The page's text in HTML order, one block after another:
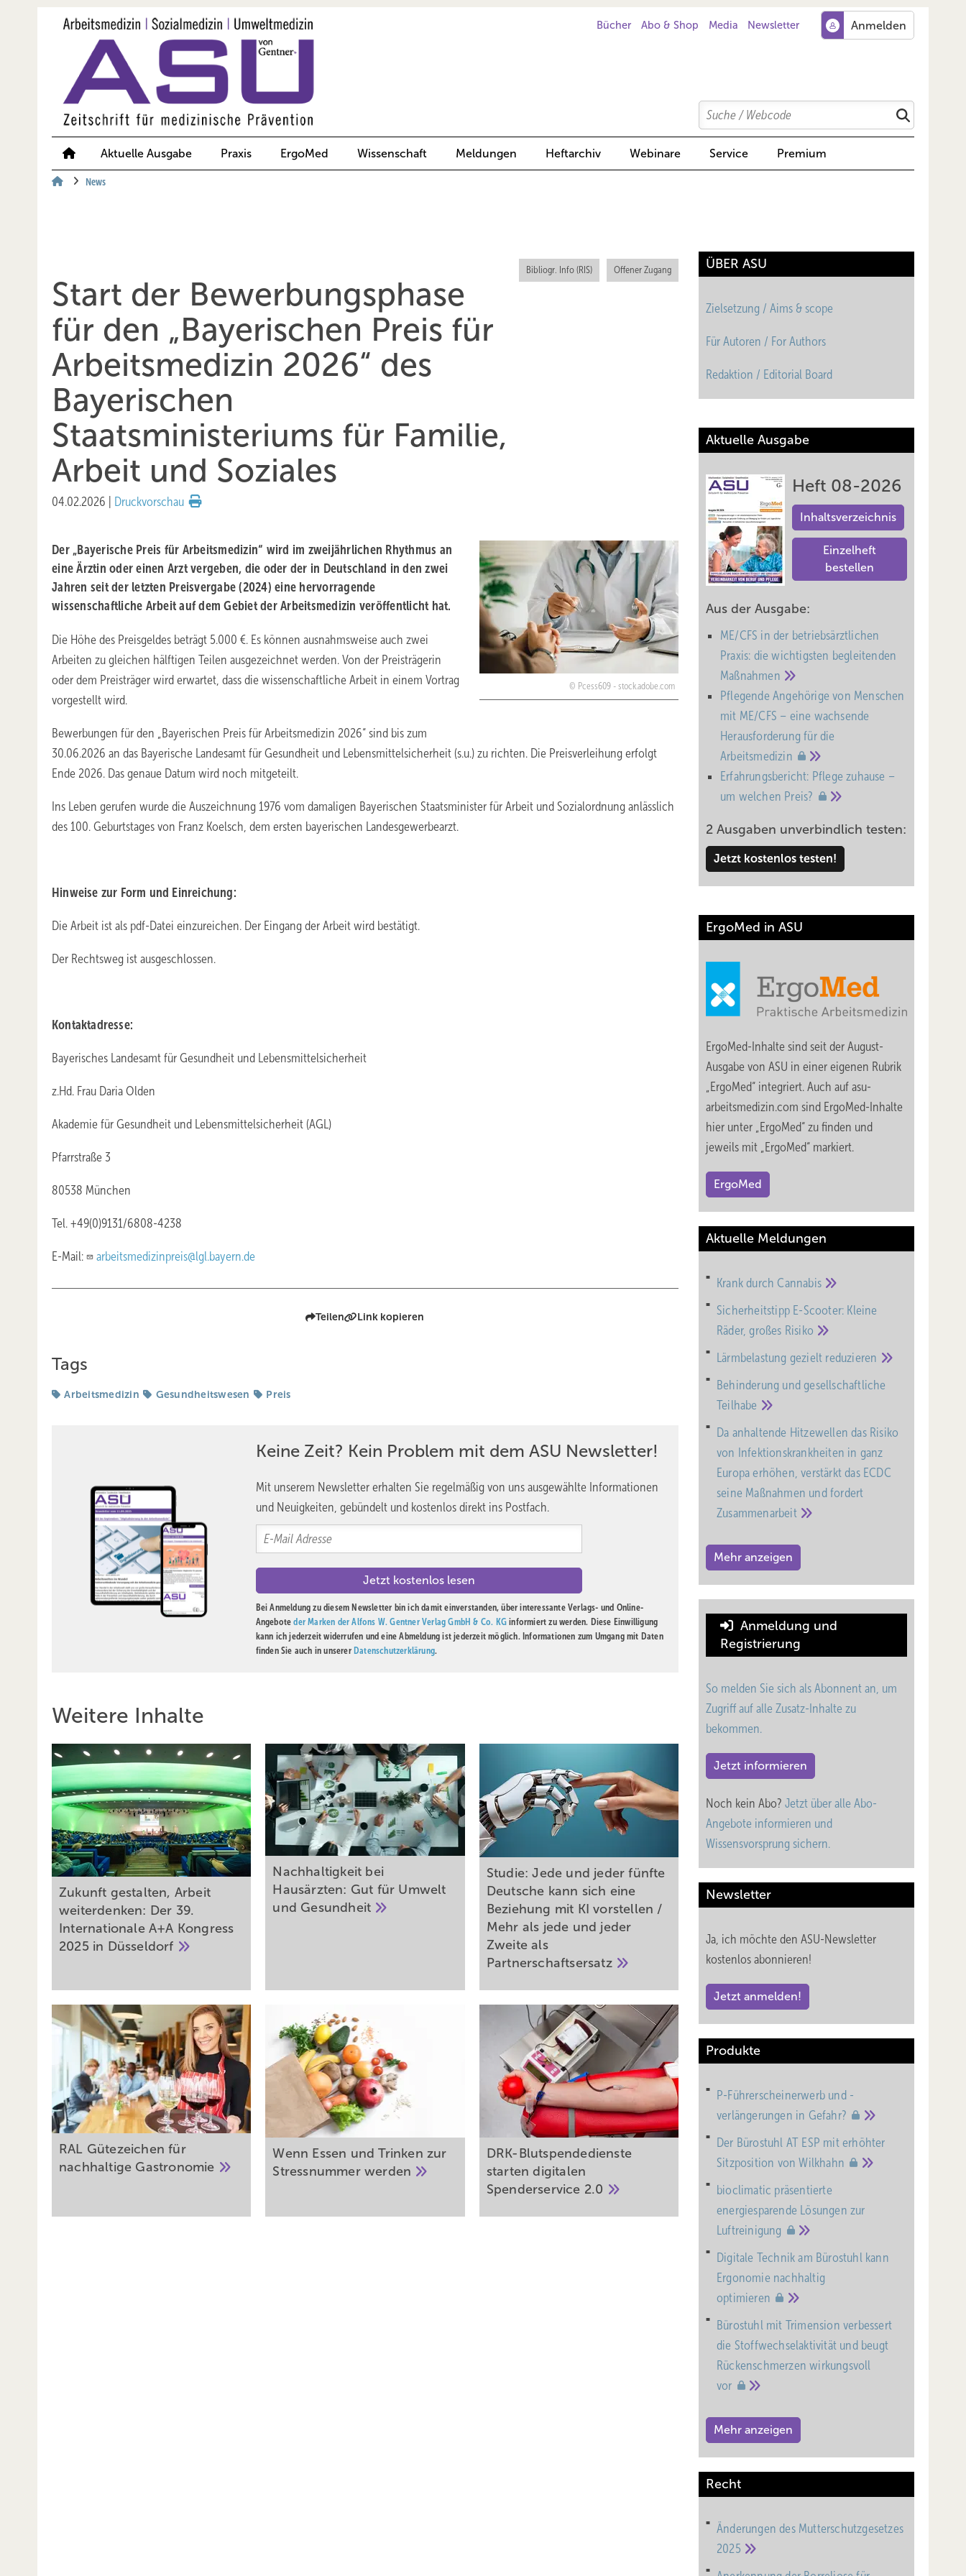
Bücher Abo & Shop Media Newsletter
Search
Suchen
Aktuelle Ausgabe Praxis ErgoMed Wissenschaft Meldungen Heftarchiv Webinare Service Premium
News
Bibliogr. Info (RIS) Offener Zugang
Start der Bewerbungsphase
für den „Bayerischen Preis für
Arbeitsmedizin 2026“ des
Bayerischen
Staatsministeriums für Familie,
Arbeit und Soziales
04.02.2026 Druckvorschau
Pcess609 - stock.adobe.com
Der „Bayerische Preis für Arbeitsmedizin“ wird im zweijährlichen Rhythmus an
eine Ärztin oder einen Arzt vergeben, die oder der in Deutschland in den zwei
Jahren seit der letzten Preisvergabe (2024) eine hervorragende
wissenschaftliche Arbeit auf dem Gebiet der Arbeitsmedizin veröffentlicht hat.
Die Höhe des Preisgeldes beträgt 5.000 €. Es können ausnahmsweise auch zwei
Arbeiten zu gleichen hälftigen Teilen ausgezeichnet werden. Von der Preisträgerin
oder dem Preisträger wird erwartet, dass die wissenschaftliche Arbeit in einem Vortrag
vorgestellt wird.
Bewerbungen für den „Bayerischen Preis für Arbeitsmedizin 2026“ sind bis zum
30.06.2026 an das Bayerische Landesamt für Gesundheit und Lebensmittelsicherheit (s.u.) zu richten. Die Preisverleihung erfolgt
Ende 2026. Das genaue Datum wird noch mitgeteilt.
Ins Leben gerufen wurde die Auszeichnung 1976 vom damaligen Bayerischen Staatsminister für Arbeit und Sozialordnung anlässlich
des 100. Geburtstages von Franz Koelsch, dem ersten bayerischen Landesgewerbearzt.
Hinweise zur Form und Einreichung:
Die Arbeit ist als pdf-Datei einzureichen. Der Eingang der Arbeit wird bestätigt.
Der Rechtsweg ist ausgeschlossen.
Kontaktadresse:
Bayerisches Landesamt für Gesundheit und Lebensmittelsicherheit
z.Hd. Frau Daria Olden
Akademie für Gesundheit und Lebensmittelsicherheit (AGL)
Pfarrstraße 3
80538 München
Tel. +49(0)9131/6808-4238
E-Mail: arbeitsmedizinpreis@lgl.bayern.de
Teilen Link kopieren
Tags
Arbeitsmedizin Gesundheitswesen Preis
Keine Zeit? Kein Problem mit dem ASU Newsletter!
Mit unserem Newsletter erhalten Sie regelmäßig von uns ausgewählte Informationen
und Neuigkeiten, gebündelt und kostenlos direkt ins Postfach.
Bei Anmeldung zu diesem Newsletter bin ich damit einverstanden, über interessante Verlags- und Online-
Angeboteder Marken der Alfons W. Gentner Verlag GmbH & Co. KG informiert zu werden. Diese Einwilligung
kann ich jederzeit widerrufen und eine Abmeldung ist jederzeit möglich. Informationen zum Umgang mit Daten
finden Sie auch in unserer Datenschutzerklärung.
Weitere Inhalte
Zukunft gestalten, Arbeit
weiterdenken: Der 39.
Internationale A+A Kongress
2025 in Düsseldorf
Nachhaltigkeit bei
Hausärzten: Gut für Umwelt
und Gesundheit
Studie: Jede und jeder fünfte
Deutsche kann sich eine
Beziehung mit KI vorstellen /
Mehr als jede und jeder
Zweite als
Partnerschaftsersatz
RAL Gütezeichen für
nachhaltige Gastronomie
Wenn Essen und Trinken zur
Stressnummerwerden
DRK-Blutspendedienste
starten digitalen
Spenderservice 2.0
ÜBER ASU
Zielsetzung / Aims & scope
Für Autoren / For Authors
Redaktion / Editorial Board
Aktuelle Ausgabe
Heft 08-2026
Inhaltsverzeichnis
Einzelheft
bestellen
Aus der Ausgabe:
ME/CFS in der betriebsärztlichen
Praxis: die wichtigsten begleitenden
Maßnahmen
Pflegende Angehörige von Menschen
mit ME/CFS – eine wachsende
Heraus­forderung für die
Arbeitsmedizin
Erfahrungsbericht: Pflege zuhause –
um welchen Preis?
2 Ausgaben unverbindlich testen:
Jetzt kostenlos testen!
ErgoMed in ASU
ErgoMed-Inhalte sind seit der August-
Ausgabe von ASU in einer eigenen Rubrik
„ErgoMed“ integriert. Auch auf asu-
arbeitsmedizin.com sind ErgoMed-Inhalte
hier unter „ErgoMed“ zu finden und
jeweils mit „ErgoMed“ markiert.
ErgoMed
Aktuelle Meldungen
Krank durchCannabis
Sicherheitstipp E-Scooter: Kleine
Räder, großes Risiko
Lärmbelastung gezielt reduzieren
Behinderung und gesell­schaft­liche
Teil­habe
Da anhaltende Hitzewellen das Risiko
von Infektionskrankheiten in ganz
Europa erhöhen, verstärkt das ECDC
seine Maßnahmen und fordert
Zusammenarbeit
Mehr anzeigen
Anmeldung und
Registrierung
So melden Sie sich als Abonnent an, um
Zugriff auf alle Zusatz-Inhalte zu
bekommen.
Jetzt informieren
Noch kein Abo? Jetzt über alle Abo-
Angebote informieren und
Wissensvorsprung sichern.
Newsletter
Ja, ich möchte den ASU-Newsletter
kostenlos abonnieren!
Jetzt anmelden!
Produkte
P-Führerscheinerwerb und -
verlängerungen in Gefahr?
Der Bürostuhl AT ESP mit erhöhter
Sitzposition vonWilkhahn
bioclimatic präsentierte
energiesparende Lösungen zur
Luftreinigung
Digitale Technik am Bürostuhl kann
Ergonomie nachhaltig
optimieren
Bürostuhl mit Trimension verbessert
die Stoffwechselaktivität und beugt
Rückenschmerzen wirkungsvoll
vor
Mehr anzeigen
Recht
Änderungen des Mutterschutz­gesetzes
2025